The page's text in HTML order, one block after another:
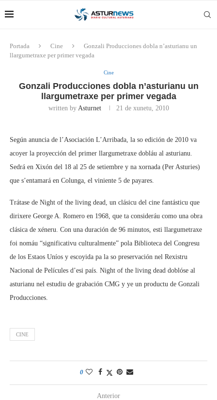
Portada Cine
Gonzali Producciones dobla n’asturianu un
llargumetraxe per primer vegada
Cine
Gonzali Producciones dobla n’asturianu un
llargumetraxe per primer vegada
written by Asturnet 21 de xunetu, 2010
Según anuncia de l’Asociación L’Arribada, la so edición de 2010 va
acoyer la proyección del primer llargumetraxe dobláu al asturianu.
Sedrá en Xixón del 18 al 25 de setiembre y na xornada (Per Asturies)
que s’entamará en Colunga, el viniente 5 de payares.
Trátase de Night of the living dead, un clásicu del cine fantásticu que
dirixere George A. Romero en 1968, que ta consideráu como una obra
clásica de xéneru. Con una duración de 96 minutos, esti llargumetraxe
foi nomáu “significativu culturalmente” pola Biblioteca del Congresu
de los Estaos Uníos y escoyida pa la so preservación nel Rexistru
Nacional de Películes d’esi país. Night of the living dead doblóse al
asturianu nel estudiu de grabación CMG y ye un productu de Gonzali
Producciones.
CINE
0
Anterior